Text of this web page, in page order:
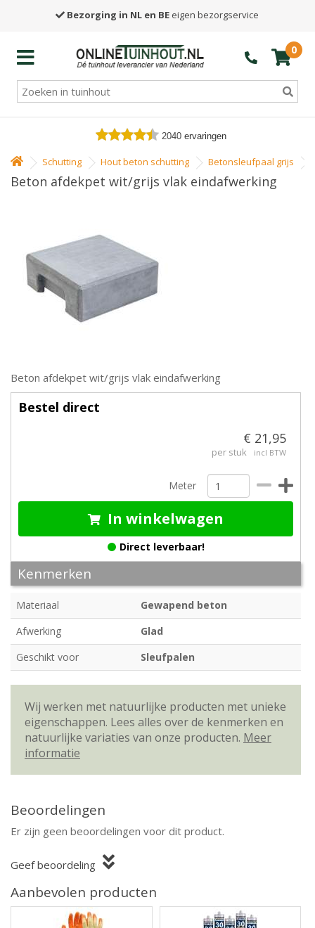
Bezorging in NL en BE eigen bezorgservice
0
2040 ervaringen
Schutting Hout beton schutting Betonsleufpaal grijs
Beton afdekpet wit/grijs vlak eindafwerking
Beton afdekpet wit/grijs vlak eindafwerking
Bestel direct
€ 21,95
per stuk incl BTW
Meter
In winkelwagen
Direct leverbaar!
Kenmerken
Materiaal
Gewapend beton
Afwerking
Glad
Geschikt voor
Sleufpalen
Wij werken met natuurlijke producten met unieke
eigenschappen. Lees alles over de kenmerken en
natuurlijke variaties van onze producten. Meer
informatie
Beoordelingen
Er zijn geen beoordelingen voor dit product.
Geef beoordeling
Aanbevolen producten